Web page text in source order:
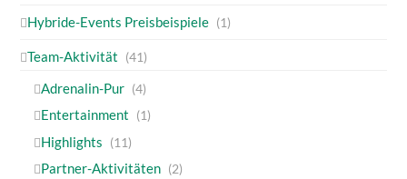
Hybride-Events Preisbeispiele (1)
Team-Aktivität (41)
Adrenalin-Pur (4)
Entertainment (1)
Highlights (11)
Partner-Aktivitäten (2)